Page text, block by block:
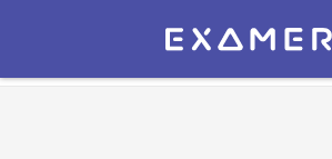
Экзамер — ЕГЭ 2027